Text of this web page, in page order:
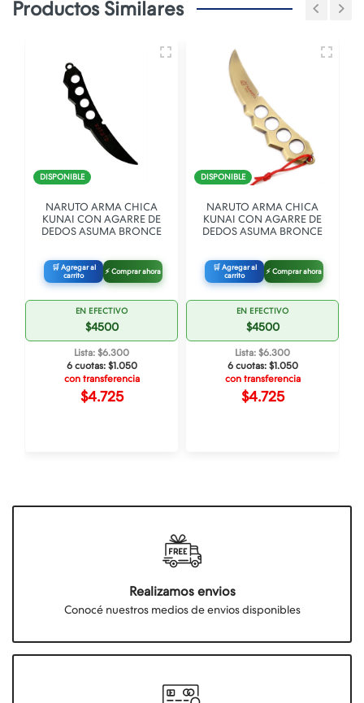
Productos Similares
DISPONIBLE
NARUTO ARMA CHICA
KUNAI CON AGARRE DE
DEDOS ASUMA BRONCE
🛒 Agregar al
carrito
⚡ Comprar ahora
EN EFECTIVO
$4500
Lista: $6.300
6 cuotas: $1.050
con transferencia
$4.725
DISPONIBLE
NARUTO ARMA CHICA
KUNAI CON AGARRE DE
DEDOS ASUMA BRONCE
🛒 Agregar al
carrito
⚡ Comprar ahora
EN EFECTIVO
$4500
Lista: $6.300
6 cuotas: $1.050
con transferencia
$4.725
Realizamos envios
Conocé nuestros medios de envios disponibles